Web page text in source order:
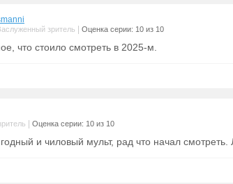
зритель Оценка серии: 10 из 10
что стоило смотреть в 2025-м.
Оценка серии: 10 из 10
и чиловый мульт, рад что начал смотреть.